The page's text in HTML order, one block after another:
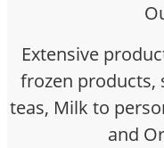
Extensive
frozen products,
teas, Milk to
and